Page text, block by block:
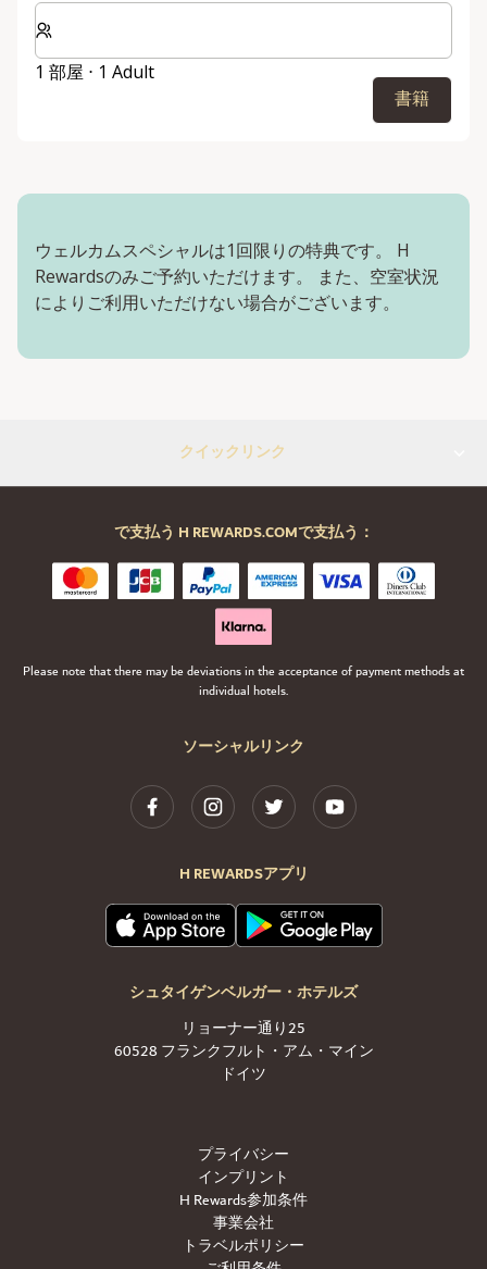
客室数と宿泊人数をお選びください。
1 部屋 ⋅ 1 Adult
書籍
ウェルカムスペシャルは1回限りの特典です。 H
Rewardsのみご予約いただけます。 また、空室状況
によりご利用いただけない場合がございます。
クイックリンク
ソーシャルリンク
H REWARDSアプリ
シュタイゲンベルガー・ホテルズ
リョーナー通り25
60528 フランクフルト・アム・マイン
ドイツ
で支払う H REWARDS.COMで支払う：
Please note that there may be deviations in the acceptance of payment methods at
individual hotels.
プライバシー
インプリント
H Rewards参加条件
事業会社
トラベルポリシー